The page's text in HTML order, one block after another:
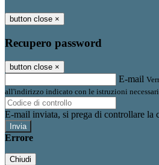
button close ×
Recupero password
button close ×
E-mail
all'indirizzo indicato con le istruzioni
E-mail inviata, si prega di controllare la
Errore
Chiudi